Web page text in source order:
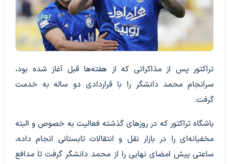
تراکتور پس از مذاکراتی که از هفته‌ها قبل آغاز شده بود،
سرانجام محمد دانشگر را با قراردادی دو ساله به خدمت
گرفت.
باشگاه تراکتور که در روزهای گذشته فعالیت به خصوص و البته
مخفیانه‌ای را در بازار نقل و انتقالات تابستانی انجام داده،
ساعتی پیش امضای نهایی را از محمد دانشگر گرفت تا مدافع